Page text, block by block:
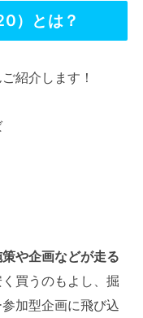
）とは？
紹介します！
や企画などが走る
買うのもよし、掘
加型企画に飛び込